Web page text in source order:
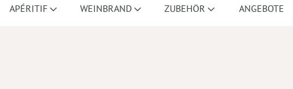
APÉRITIF WEINBRAND ZUBEHÖR ANGEBOTE